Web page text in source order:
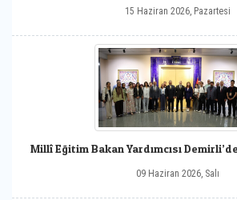
15 Haziran 2026, Pazartesi
Millî Eğitim Bakan Yardımcısı
09 Haziran 2026, Salı